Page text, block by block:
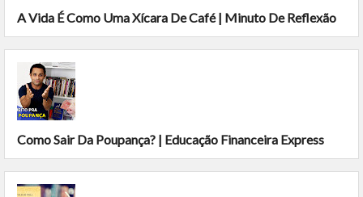
A Vida É Como Uma Xícara De Café | Minuto De Reflexão
Como Sair Da Poupança? | Educação Financeira Express